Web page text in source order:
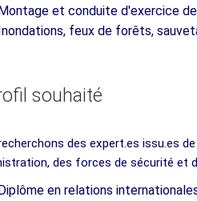
et conduite d'exercice
feux de forêts,
souhaité
des expert.es issu.es
des forces de sécurité et
en relations